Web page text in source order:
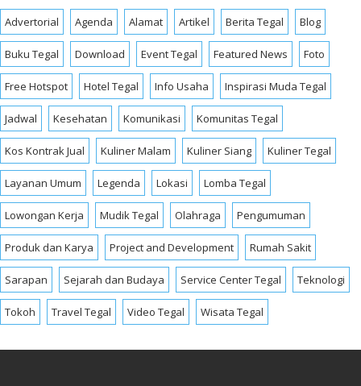
Advertorial Agenda Alamat Artikel Berita Tegal Blog
Buku Tegal Download Event Tegal Featured News Foto
Free Hotspot Hotel Tegal Info Usaha Inspirasi Muda Tegal
Jadwal Kesehatan Komunikasi Komunitas Tegal
Kos Kontrak Jual Kuliner Malam Kuliner Siang Kuliner Tegal
Layanan Umum Legenda Lokasi Lomba Tegal
Lowongan Kerja Mudik Tegal Olahraga Pengumuman
Produk dan Karya Project and Development Rumah Sakit
Sarapan Sejarah dan Budaya Service Center Tegal Teknologi
Tokoh Travel Tegal Video Tegal Wisata Tegal